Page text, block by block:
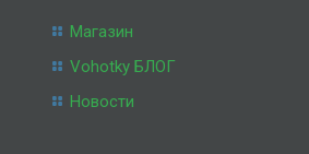
Магазин
Vohotky БЛОГ
Новости